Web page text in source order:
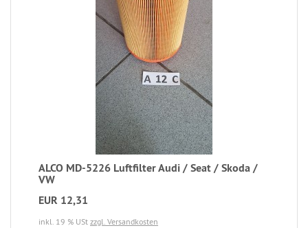
ALCO MD-5226 Luftfilter Audi / Seat / Skoda /
VW
EUR 12,31
inkl. 19 % USt zzgl. Versandkosten